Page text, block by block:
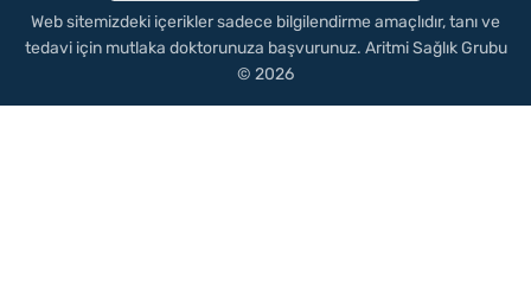
Web sitemizdeki içerikler sadece bilgilendirme amaçlıdır, tanı ve
tedavi için mutlaka doktorunuza başvurunuz. Aritmi Sağlık Grubu
© 2026